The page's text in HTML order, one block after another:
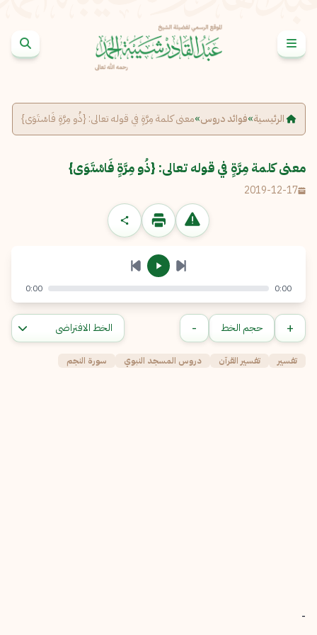
الرئيسية»فوائد دروس»معنى كلمة مِرَّةٍ في قوله تعالى: {ذُو مِرَّةٍ فَاسْتَوَى}
معنى كلمة مِرَّةٍ في قوله تعالى: {ذُو مِرَّةٍ فَاسْتَوَى}
2019-12-17
الإبلاغ عن مشكلة
الرسالة
إرسال إلغاء
0:00
0:00
+ حجم الخط -
تفسير تفسير القرآن دروس المسجد النبوي سورة النجم
-